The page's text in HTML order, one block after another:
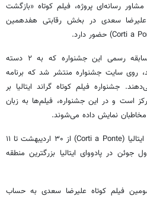
رسانه‌ای پروژه، فیلم کوتاه «بازگشت
علیرضا سعدی در بخش رقابتی هفدهمین
فهرست فیلم‌های کوتاه منتخب مسابقه رسمی این جشنواره که به ۲ دسته
روی سایت جشنواره منتشر شد که برنامه
را تشکیل می‌دهند. جشنواره فیلم کوتاه گراند ایتالیا بر
است و در این جشنواره، فیلم‌ها به زبان
مخاطبان نمایش داده می‌شوند.
هفدهمین جشنواره فیلم کوتاه گراند ایتالیا (Corti a Ponte) از ۳۰ اردیبهشت تا ۱۱
با ۲۰ می تا اول جوئن در پادووای ایتالیا بزرگترین منطقه
فیلم کوتاه علیرضا سعدی به حساب